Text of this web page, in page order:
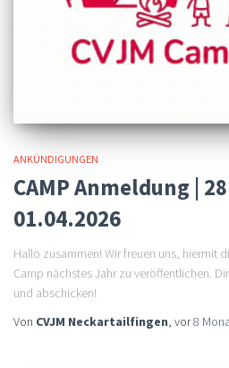
ANKÜNDIGUNGEN
CAMP Anmeldung |
01.04.2026
Hallo zusammen! Wir freuen uns, hiermit
Camp nächstes Jahr zu veröffentlichen.
und abschicken!
Von CVJM Neckartailfingen, vor8